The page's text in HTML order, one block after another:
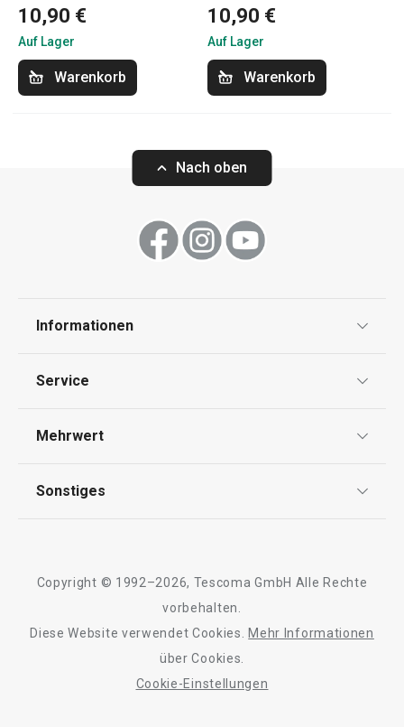
10,90 €
Auf Lager
Warenkorb
10,90 €
Auf Lager
Warenkorb
Nach oben
Informationen
Impressum
Service
Kontaktformular
Mehrwert
Qualität
Sonstiges
Barrierefreiheit
Copyright © 1992–2026, Tescoma GmbH Alle Rechte
vorbehalten.
Diese Website verwendet Cookies.
Mehr Informationen
über Cookies.
Cookie-Einstellungen